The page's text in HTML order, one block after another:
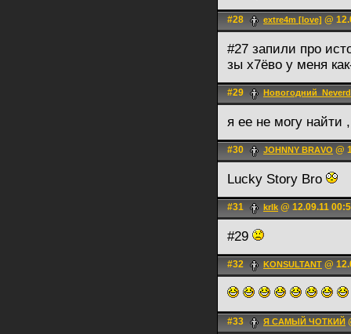
#28 extre4m [love] @
#27 запили про
зы х7ёво у меня
#29
я ее не могу найти
#30 JOHNNY BRАVO @
Lucky Story Bro
#31 krlk @ 12.09.11
#29
#32 KONSULTANT @
#33 Я САМЫЙ ЧОТКИЙ